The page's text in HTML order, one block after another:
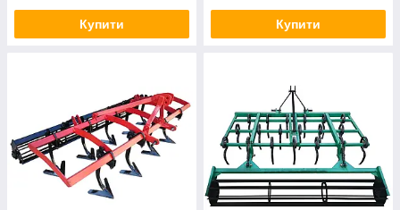
Купити Купити